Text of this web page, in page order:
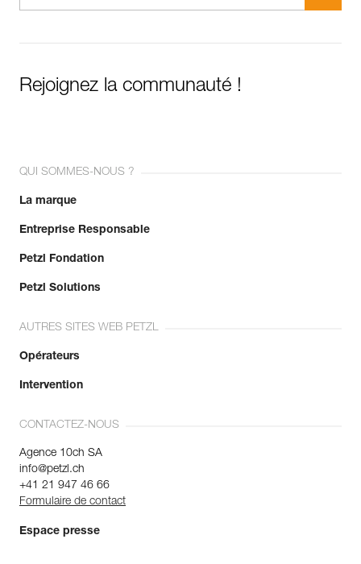
Rejoignez la communauté !
QUI SOMMES-NOUS ?
La marque
Entreprise Responsable
Petzl Fondation
Petzl Solutions
AUTRES SITES WEB PETZL
Opérateurs
Intervention
CONTACTEZ-NOUS
Agence 10ch SA
info@petzl.ch
+41 21 947 46 66
Formulaire de contact
Espace presse